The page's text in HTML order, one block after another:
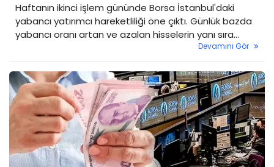
Haftanın ikinci işlem gününde Borsa İstanbul'daki
yabancı yatırımcı hareketliliği öne çıktı. Günlük bazda
yabancı oranı artan ve azalan hisselerin yanı sıra
yabancı oranı sürekli artan ve sürekli düşen hisseler
yatırımcıların radarında. Peki, yabancı yatırımcıların
tercih ettiği ve listesinden çıkardığı hisseler hangileri.
İşte yanıtı…
Devamını Gör